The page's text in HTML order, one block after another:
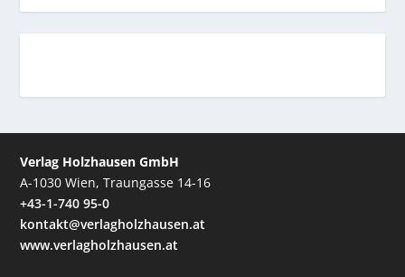
Verlag Holzhausen GmbH
A-1030 Wien, Traungasse 14-16
+43-1-740 95-0
kontakt@verlagholzhausen.at
www.verlagholzhausen.at